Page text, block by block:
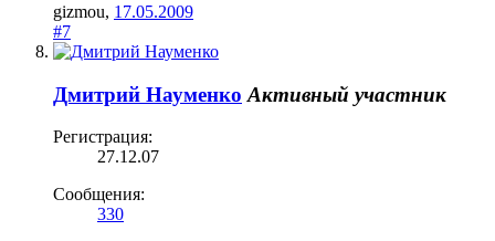
gizmou, 17.05.2009
#7
Дмитрий Науменко Активный участник
Регистрация:
27.12.07
Сообщения:
330